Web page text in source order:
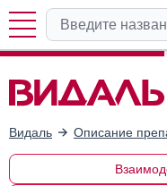
Видаль Описание